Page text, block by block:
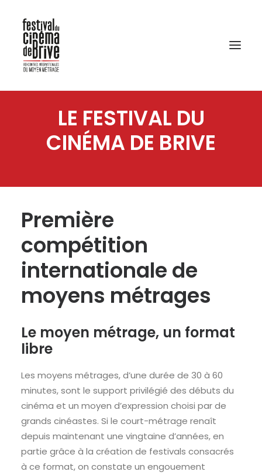
RECHERCHE
LE FESTIVAL DU
CINÉMA DE BRIVE
Première
compétition
internationale de
moyens métrages
Le moyen métrage, un format
libre
Les moyens métrages, d’une durée de 30 à 60
minutes, sont le support privilégié des débuts du
cinéma et un moyen d’expression choisi par de
grands cinéastes. Si le court-métrage renaît
depuis maintenant une vingtaine d’années, en
partie grâce à la création de festivals consacrés
à ce format, on constate un engouement